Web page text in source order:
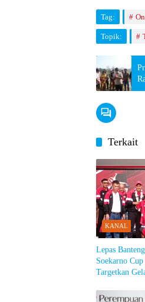
Tag:
Topik:
Terkait
KANAL
Lepas
Soekarno
Targetkan